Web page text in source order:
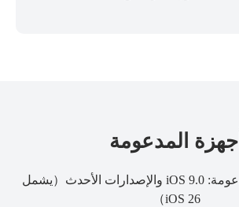
أجهزة المدعومة
إصدارات iOS المدعومة: iOS 9.0 والإصدارات الأحدث（يشمل
iOS 26）